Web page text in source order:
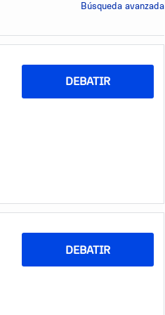
Búsqueda avanzada
DEBATIR
DEBATIR